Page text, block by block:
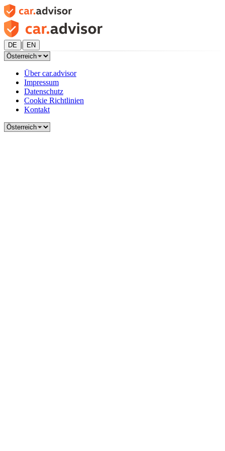
DE | EN
Über car.advisor
Impressum
Datenschutz
Cookie Richtlinien
Kontakt